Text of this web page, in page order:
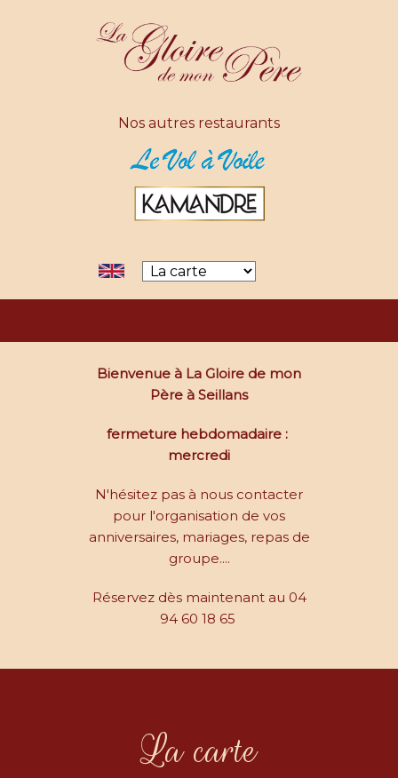
Nos autres restaurants
Bienvenue à La Gloire de mon
Père à Seillans
fermeture hebdomadaire :
mercredi
N'hésitez pas à nous contacter
pour l'organisation de vos
anniversaires, mariages, repas de
groupe....
Réservez dès maintenant au 04
94 60 18 65
La carte